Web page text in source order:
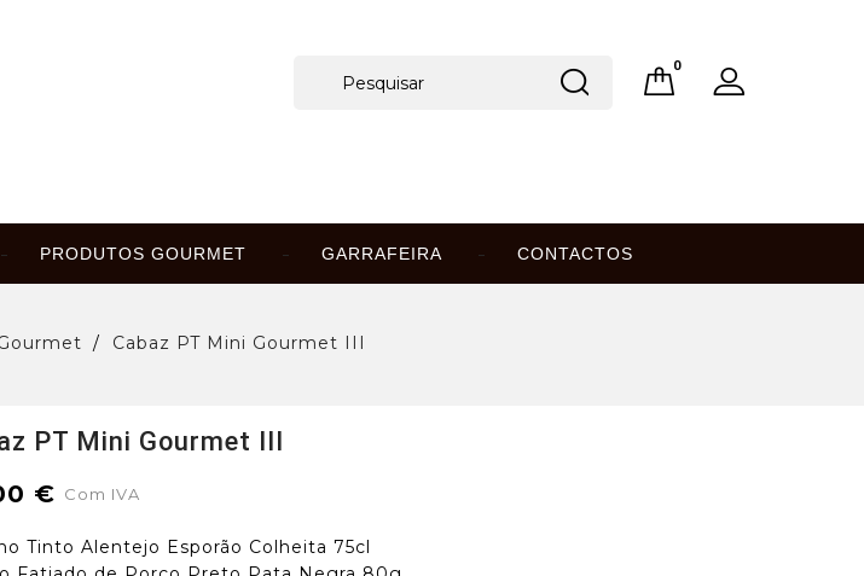
0
PRODUTOS GOURMET GARRAFEIRA CONTACTOS
Cabaz PT Mini Gourmet III
PT Mini Gourmet III
€ Com IVA
Tinto Alentejo Esporão Colheita 75cl